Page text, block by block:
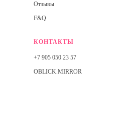
Отзывы
F&Q
КОНТАКТЫ
+7 905 050 23 57
OBLICK.MIRROR